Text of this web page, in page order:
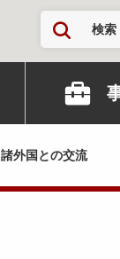
検索
諸外国との交流